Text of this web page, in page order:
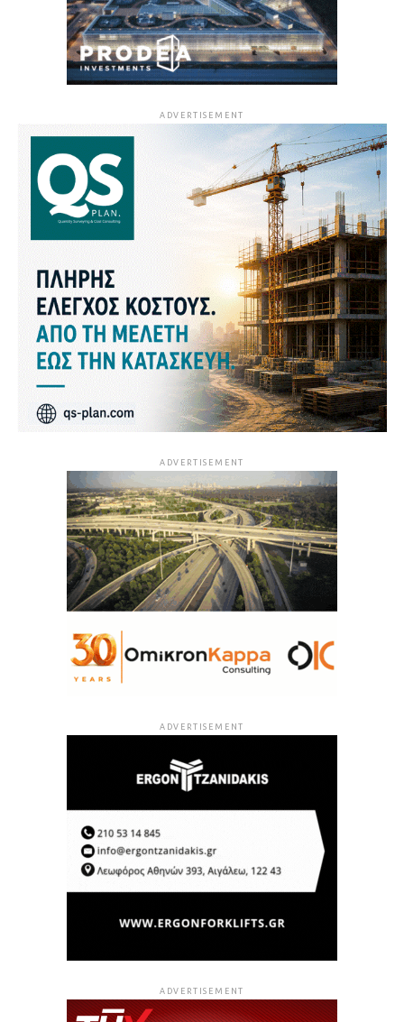
ADVERTISEMENT
ADVERTISEMENT
ADVERTISEMENT
ADVERTISEMENT